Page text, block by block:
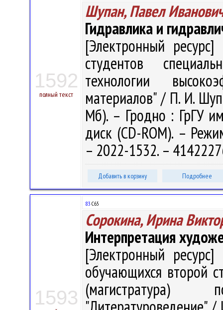
1592
полный текст
Шупан, Павел
Гидравлика и
[Электронный
студентов
технологии
материалов" / П. И.
Мб). – Гродно : ГрГУ
диск (CD-ROM). –
– 2022-1532. –
Добавить в корзину Подробнее
1593
83 С65
Сорокина, Ирина
Интерпретация
[Электронный
обучающихся второй